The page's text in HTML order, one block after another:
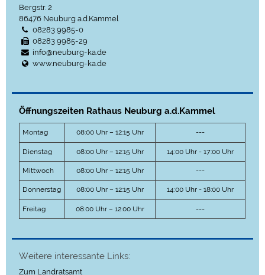
Bergstr. 2
86476 Neuburg a.d.Kammel
08283 9985-0
08283 9985-29
info@neuburg-ka.de
www.neuburg-ka.de
Öffnungszeiten Rathaus Neuburg a.d.Kammel
Montag 08:00 Uhr – 12:15 Uhr ---
Dienstag 08:00 Uhr – 12:15 Uhr 14:00 Uhr - 17:00 Uhr
Mittwoch 08:00 Uhr – 12:15 Uhr ---
Donnerstag 08:00 Uhr – 12:15 Uhr 14:00 Uhr - 18:00 Uhr
Freitag 08:00 Uhr – 12:00 Uhr ---
Weitere interessante Links:
Zum Landratsamt